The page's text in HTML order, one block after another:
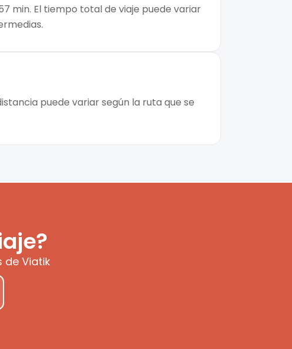
min. El tiempo total de viaje puede variar
puede variar según la ruta que se
de Viatik